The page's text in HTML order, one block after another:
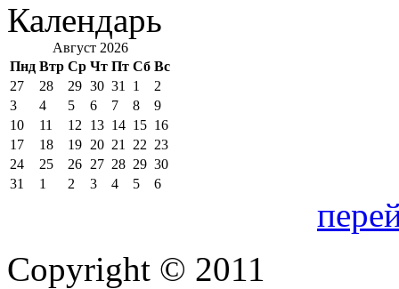
Календарь
Август 2026
Пнд Втр Ср Чт Пт Сб Вс
27
28 29 30 31 1
2
3
4 5 6 7 8
9
10
11 12 13 14 15 16
17
18 19 20 21 22 23
24
25 26 27 28 29 30
31
1 2 3 4 5 6
Copyright © 2011